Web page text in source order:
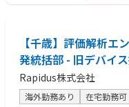
Rapidus株式会社の特徴
〇IBMとの技術提携
Rapidusは2nmプロセスの基
先行するIBMから技術ライセ
す。
【千歳】評価解析エ
発統括部 - 旧デバイ
Rapidus株式会社
海外勤務あり 在宅勤務可